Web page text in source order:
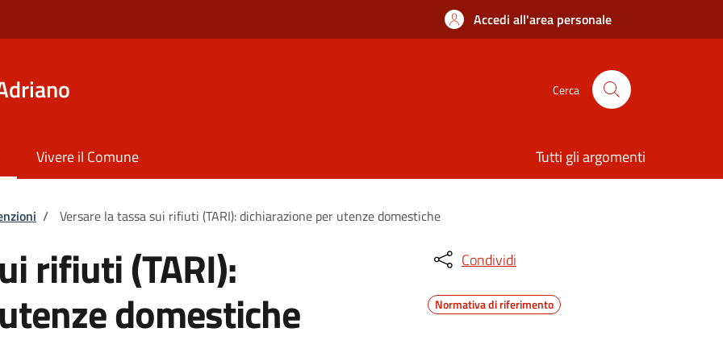
Accedi all'area personale
Cerca
Vivere il Comune Tutti gli argomenti
/ Versare la tassa sui rifiuti (TARI): dichiarazione per utenze domestiche
rifiuti (TARI):
domestiche
Condividi
Normativa di riferimento